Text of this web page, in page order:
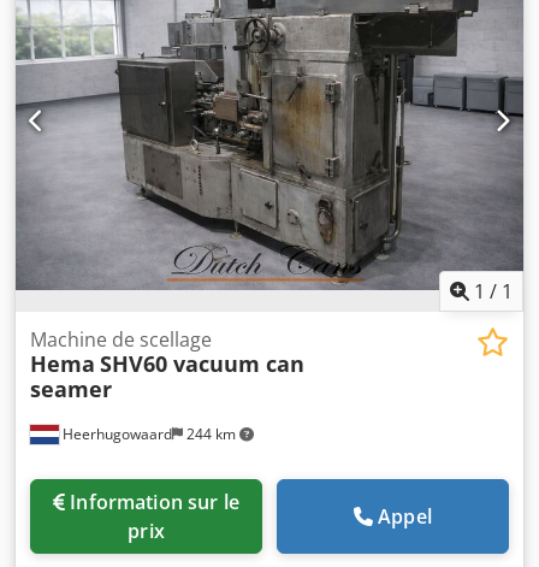
1 / 1
Heerhugowaard 244 km
Machine de scellage
Hema SHV60 vacuum can
seamer
prix
Appel